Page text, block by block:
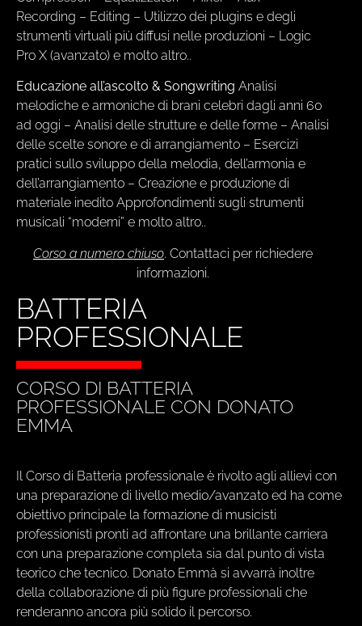
Recording – Editing – Utilizzo dei plugins e degli
strumenti virtuali più diffusi nelle produzioni – Logic
Pro X (avanzato) e molto altro..
Educazione all’ascolto & Songwriting Analisi
melodiche e armoniche di brani celebri dagli anni 60
ad oggi – Analisi delle strutture e delle forme – Analisi
delle scelte sonore e di arrangiamento – Esercizi
pratici sullo sviluppo della melodia, dell’armonia e
dell’arrangiamento – Creazione e produzione di
materiale inedito Approfondimenti sugli strumenti
musicali “moderni” e molto altro..
Corso a numero chiuso. Contattaci per richiedere
informazioni.
BATTERIA
PROFESSIONALE
CORSO DI BATTERIA
PROFESSIONALE CON DONATO
EMMA
Il Corso di Batteria professionale è rivolto agli allievi con
una preparazione di livello medio/avanzato ed ha come
obiettivo principale la formazione di musicisti
professionisti pronti ad affrontare una brillante carriera
con una preparazione completa sia dal punto di vista
teorico che tecnico. Donato Emmà si avvarrà inoltre
della collaborazione di più figure professionali che
renderanno ancora più solido il percorso.